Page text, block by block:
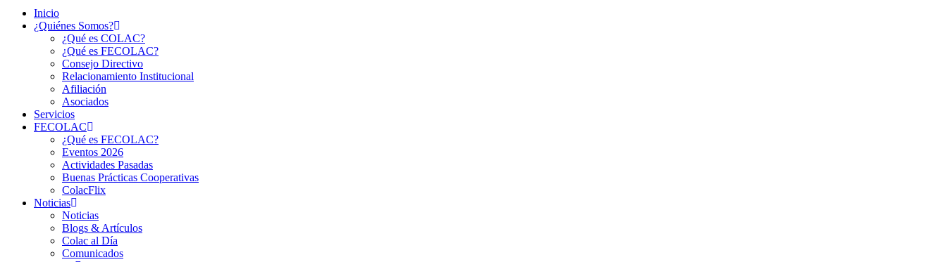
Inicio
¿Quiénes Somos?
¿Qué es COLAC?
¿Qué es FECOLAC?
Consejo Directivo
Relacionamiento Institucional
Afiliación
Asociados
Servicios
FECOLAC
¿Qué es FECOLAC?
Eventos 2026
Actividades Pasadas
Buenas Prácticas Cooperativas
ColacFlix
Noticias
Noticias
Blogs & Artículos
Colac al Día
Comunicados